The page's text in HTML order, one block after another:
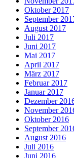
Oktober 2017
September
August 2017
Juli 2017
Juni 2017
Mai 2017
April 2017
März 2017
Februar 2017
Januar 2017
Dezember
November
Oktober 2016
September
August 2016
Juli 2016
Juni 2016